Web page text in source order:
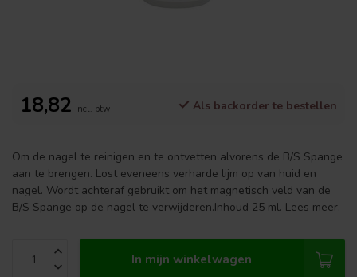
18,82 Incl. btw Als backorder te bestellen
Om de nagel te reinigen en te ontvetten alvorens de B/S Spange
aan te brengen. Lost eveneens verharde lijm op van huid en
nagel. Wordt achteraf gebruikt om het magnetisch veld van de
B/S Spange op de nagel te verwijderen.Inhoud 25 ml. Lees meer.
In mijn winkelwagen